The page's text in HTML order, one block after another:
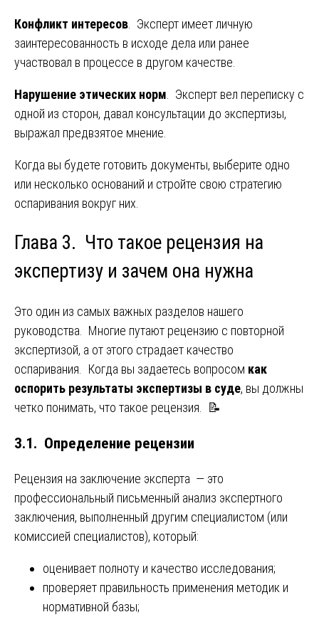
Конфликт интересов . Эксперт имеет личную
заинтересованность в исходе дела или ранее
участвовал в процессе в другом качестве.
Нарушение этических норм . Эксперт вел переписку с
одной из сторон, давал консультации до экспертизы,
выражал предвзятое мнение.
Когда вы будете готовить документы, выберите одно
или несколько оснований и стройте свою стратегию
оспаривания вокруг них.
Глава 3. Что такое рецензия на
экспертизу и зачем она нужна
Это один из самых важных разделов нашего
руководства. Многие путают рецензию с повторной
экспертизой, а от этого страдает качество
оспаривания. Когда вы задаетесь вопросом как
оспорить результаты экспертизы в суде, вы должны
четко понимать, что такое рецензия. 📝
3.1. Определение рецензии
Рецензия на заключение эксперта — это
профессиональный письменный анализ экспертного
заключения, выполненный другим специалистом (или
комиссией специалистов), который:
оценивает полноту и качество исследования;
проверяет правильность применения методик и
нормативной базы;